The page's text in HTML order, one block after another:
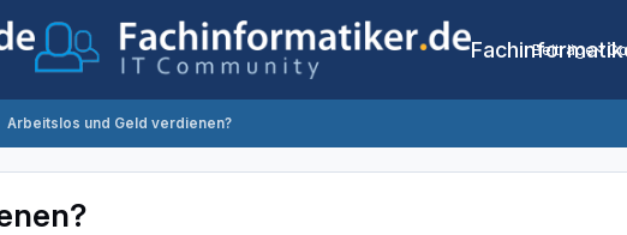
Beiträge
Arbeitslos und Geld verdienen?